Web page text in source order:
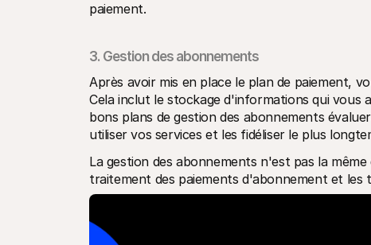
paiement.
3. Gestion des abonnements
Après avoir mis en place le plan de paiement,
Cela inclut le stockage d'informations qui vous
bons plans de gestion des abonnements
utiliser vos services et les fidéliser le plus
La gestion des abonnements n'est pas la
traitement des paiements d'abonnement et